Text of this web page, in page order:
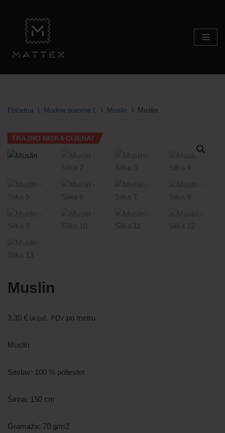
content
Početna \ Modne tkanine I. \ Muslin \ Muslin
TRAJNO NISKA CIJENA!
Muslin
3,30 € uključ. PDV po metru
Muslin
Sastav: 100 % poliester
Širina: 150 cm
Gramaža: 70 g/m2